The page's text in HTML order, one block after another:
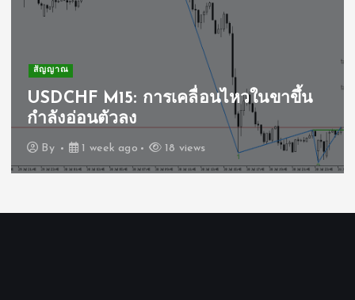
สัญญาณ
USDCHF M15: การเคลื่อนไหวในขาขึ้น
กำลังอ่อนตัวลง
By 1 week ago 18 views